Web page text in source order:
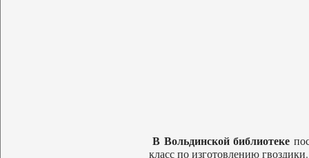
В Вольдинской библиотеке
класс по изготовлению гвоздики.